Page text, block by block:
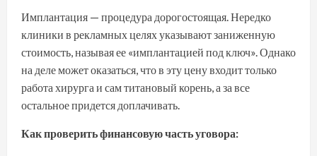
Имплантация — процедура дорогостоящая. Нередко
клиники в рекламных целях указывают заниженную
стоимость, называя ее «имплантацией под ключ». Однако
на деле может оказаться, что в эту цену входит только
работа хирурга и сам титановый корень, а за все
остальное придется доплачивать.
Как проверить финансовую часть уговора: